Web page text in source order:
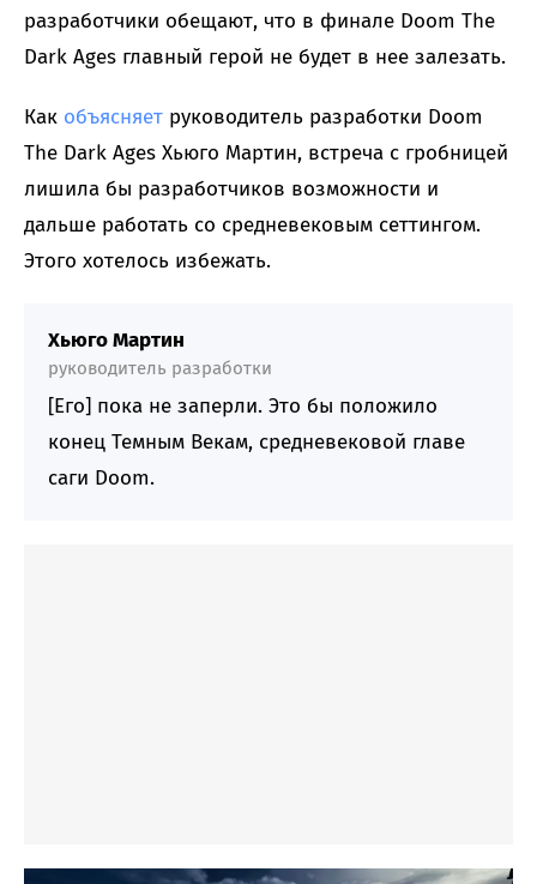
разработчики обещают, что в финале Doom The
Dark Ages главный герой не будет в нее залезать.
Как объясняет руководитель разработки Doom
The Dark Ages Хьюго Мартин, встреча с гробницей
лишила бы разработчиков возможности и
дальше работать со средневековым сеттингом.
Этого хотелось избежать.
Хьюго Мартин
руководитель разработки
[Его] пока не заперли. Это бы положило
конец Темным Векам, средневековой главе
саги Doom.